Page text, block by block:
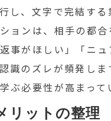
し、文字で完結する
ョンは、相手の都
事がほしい」「ニ
識のズレが頻発し
ぶ必要性が高まって
リットの整理